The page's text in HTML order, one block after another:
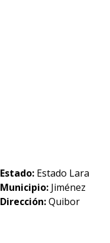
Estado: Estado Lara
Municipio: Jiménez
Dirección:Quibor